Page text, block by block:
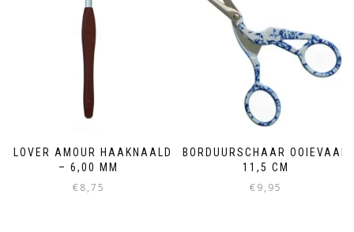
CLOVER AMOUR HAAKNAALD
– 6,00 MM
€8,75
BORDUURSCHAAR OOIEVAAR
11,5 CM
€9,95